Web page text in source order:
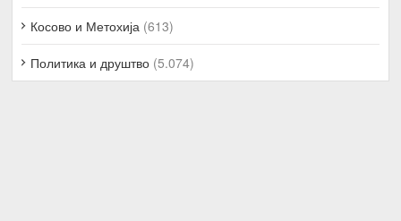
Косово и Метохија (613)
Политика и друштво (5.074)